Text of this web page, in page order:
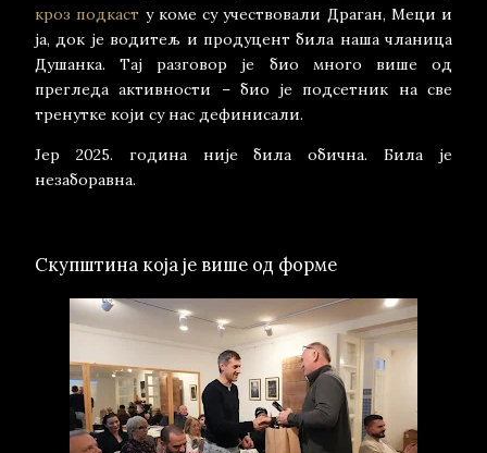
кроз подкаст у коме су учествовали Драган, Меци и
ја, док је водитељ и продуцент била наша чланица
Душанка. Тај разговор је био много више од
прегледа активности – био је подсетник на све
тренутке који су нас дефинисали.
Јер 2025. година није била обична. Била је
незаборавна.
Скупштина која је више од форме